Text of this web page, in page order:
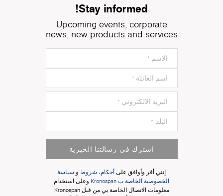
Stay informed!
Upcoming events, corporate
news, new products and services
اشترك في رسالتنا الخبرية
إنني أقر وأوافق على أحكام، شروط و سياسة
الخصوصية الخاصة ب Kronospan
وعلى استخدام
معلومات الاتصال الخاصة بي من قبل Kronospan